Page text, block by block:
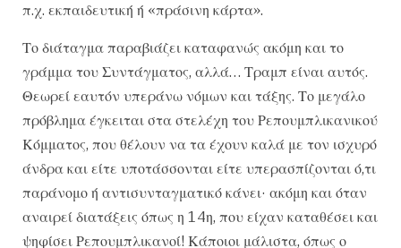
π.χ. εκπαιδευτική ή «πράσινη κάρτα».
Το διάταγμα παραβιάζει καταφανώς ακόμη και το
γράμμα του Συντάγματος, αλλά… Τραμπ είναι αυτός.
Θεωρεί εαυτόν υπεράνω νόμων και τάξης. Το μεγάλο
πρόβλημα έγκειται στα στελέχη του Ρεπουμπλικανικού
Κόμματος, που θέλουν να τα έχουν καλά με τον ισχυρό
άνδρα και είτε υποτάσσονται είτε υπερασπίζονται ό,τι
παράνομο ή αντισυνταγματικό κάνει· ακόμη και όταν
αναιρεί διατάξεις όπως η 14η, που είχαν καταθέσει και
ψηφίσει Ρεπουμπλικανοί! Κάποιοι μάλιστα, όπως ο